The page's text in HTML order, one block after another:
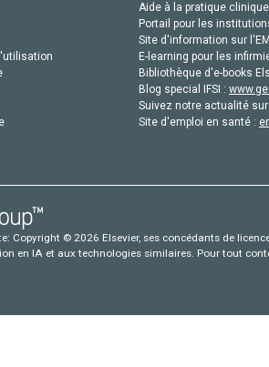
Aide à la pratique
Portail pour les
Site d'information sur
E-learning pour les
Bibliothèque d'e-books
Blog special IFSI :
Suivez notre actualité
Site d'emploi en santé :
Copyright © 2026 Elsevier, ses concédants de
en IA et aux technologies similaires. Pour tout